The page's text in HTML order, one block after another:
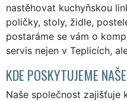
nastěhovat kuchyňskou
poličky, stoly, židle,
postaráme se vám o
servis nejen v Teplicích,
KDE POSKYTUJEME
Naše společnost zajišťuje